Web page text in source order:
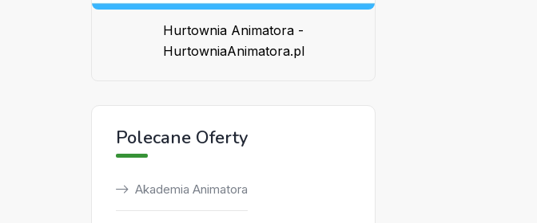
Hurtownia Animatora -
HurtowniaAnimatora.pl
Polecane Oferty
Akademia Animatora